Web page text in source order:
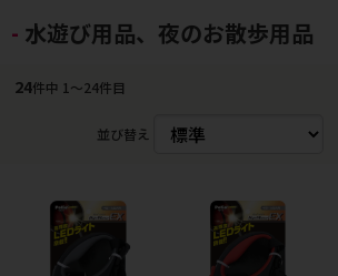
水遊び用品、夜のお散歩用品
24件中 1〜24件目
並び替え